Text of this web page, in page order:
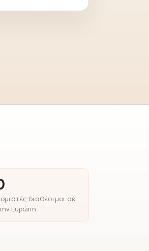
διαθέσιμοι σε
Ευρώπη